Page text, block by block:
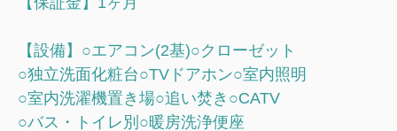
【設備】○エアコン(2基)○クローゼット
○独立洗面化粧台○TVドアホン○室内照明
○室内洗濯機置き場○追い焚き○CATV
○バス・トイレ別○暖房洗浄便座